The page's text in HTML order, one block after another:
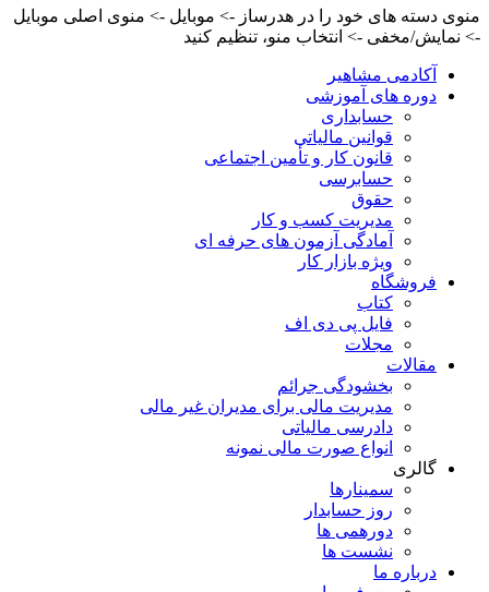
منوی دسته های خود را در هدرساز -> موبایل -> منوی اصلی موبایل
-> نمایش/مخفی -> انتخاب منو، تنظیم کنید
آکادمی مشاهیر
دوره های آموزشی
حسابداری
قوانین مالیاتی
قانون کار و تأمین اجتماعی
حسابرسی
حقوق
مدیریت کسب و کار
آمادگی آزمون های حرفه ای
ویژه بازار کار
فروشگاه
کتاب
فایل پی دی اف
مجلات
مقالات
بخشودگی جرائم
مدیریت مالی برای مدیران غیر مالی
دادرسی مالیاتی
انواع صورت مالی نمونه
گالری
سمینارها
روز حسابدار
دورهمی ها
نشست ها
درباره ما